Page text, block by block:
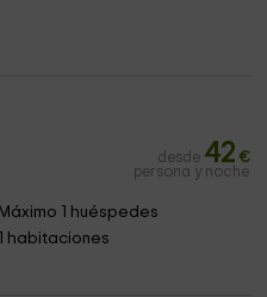
desde 42 €
persona y noche
Máximo 1 huéspedes
1 habitaciones